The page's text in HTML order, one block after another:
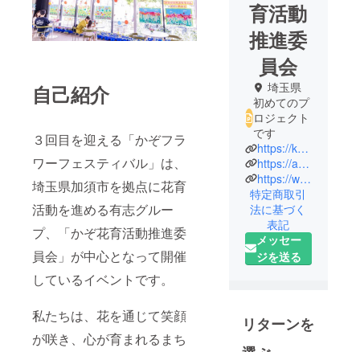
自己紹介
３回目を迎える「かぞフラ
ワーフェスティバル」は、
埼玉県加須市を拠点に花育
活動を進める有志グルー
プ、「かぞ花育活動推進委
員会」が中心となって開催
しているイベントです。
私たちは、花を通じて笑顔
が咲き、心が育まれるまち
育活動
推進委
員会
埼玉県
初めてのプ
ロジェクト
です
https://kazoflowerfestival2025.hp.peraichi.com
https://ameblo.jp/kazohanaiku/
https://www.instagram.com/kazo.hanaiku/
特定商取引
法に基づく
表記
メッセー
ジを送る
リターンを